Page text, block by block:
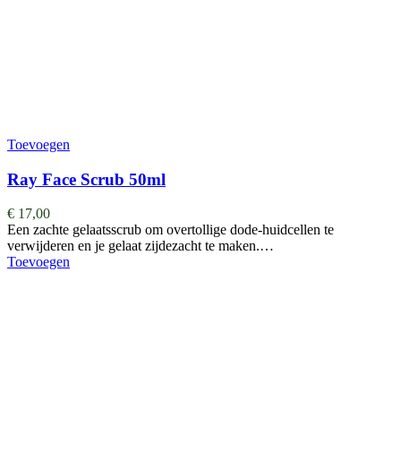
Toevoegen
Ray Face Scrub 50ml
€ 17,00
Een zachte gelaatsscrub om overtollige dode-huidcellen te
verwijderen en je gelaat zijdezacht te maken.…
Toevoegen